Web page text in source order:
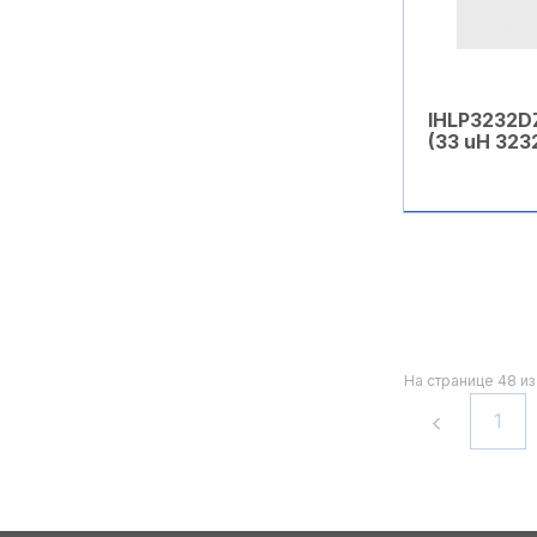
(33 uH
На странице 48 из
1